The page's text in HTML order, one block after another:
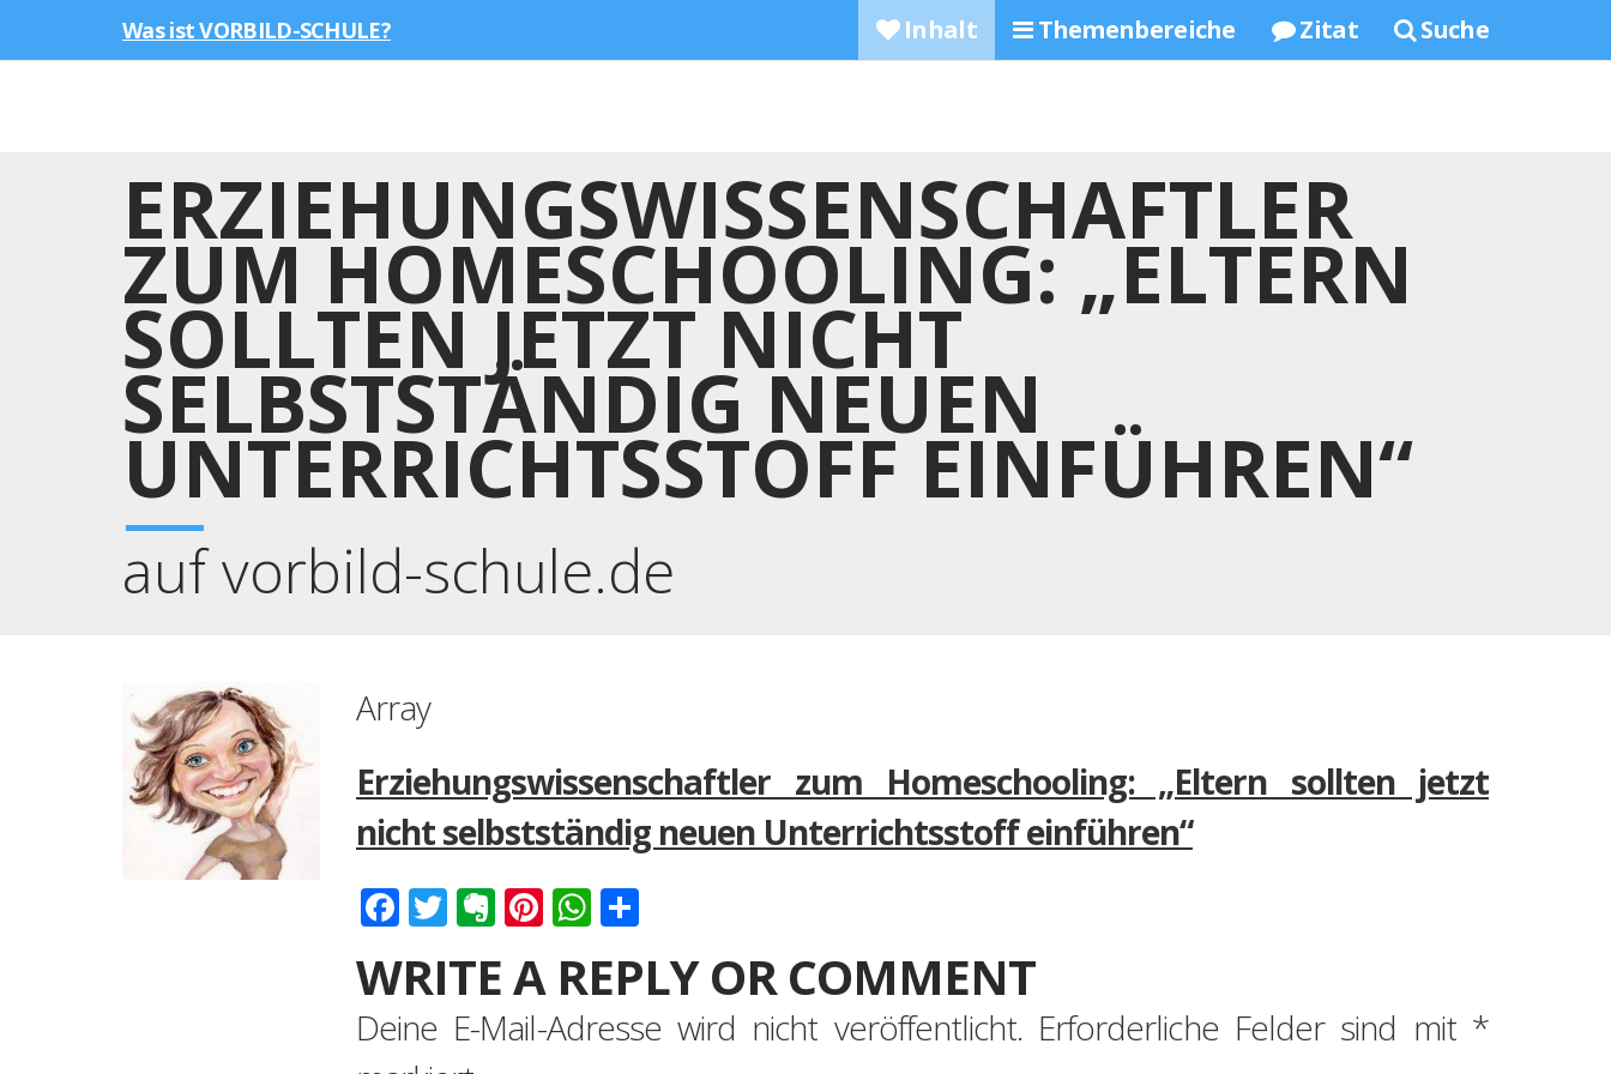
Was ist VORBILD-SCHULE? Inhalt Themenbereiche Zitat Suche
ERZIEHUNGSWISSENSCHAFTLER
ZUM HOMESCHOOLING: „ELTERN
SOLLTEN JETZT NICHT
SELBSTSTÄNDIG NEUEN
UNTERRICHTSSTOFF EINFÜHREN“
auf vorbild-schule.de
Array
Erziehungswissenschaftler zum Homeschooling: „Eltern sollten jetzt
nicht selbstständig neuen Unterrichtsstoff einführen“
Facebook
Twitter
Evernote
Pinterest
WhatsApp
WRITE A REPLY OR COMMENT
Deine E-Mail-Adresse wird nicht veröffentlicht. Erforderliche Felder sind mit *